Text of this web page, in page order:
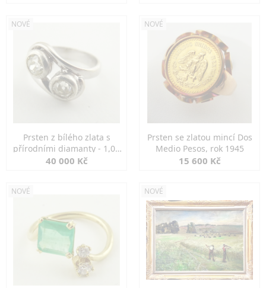
NOVÉ
Prsten z bílého zlata s
přírodními diamanty - 1,00
ct
40 000 Kč
NOVÉ
Prsten se zlatou mincí Dos
Medio Pesos, rok 1945
15 600 Kč
NOVÉ NOVÉ